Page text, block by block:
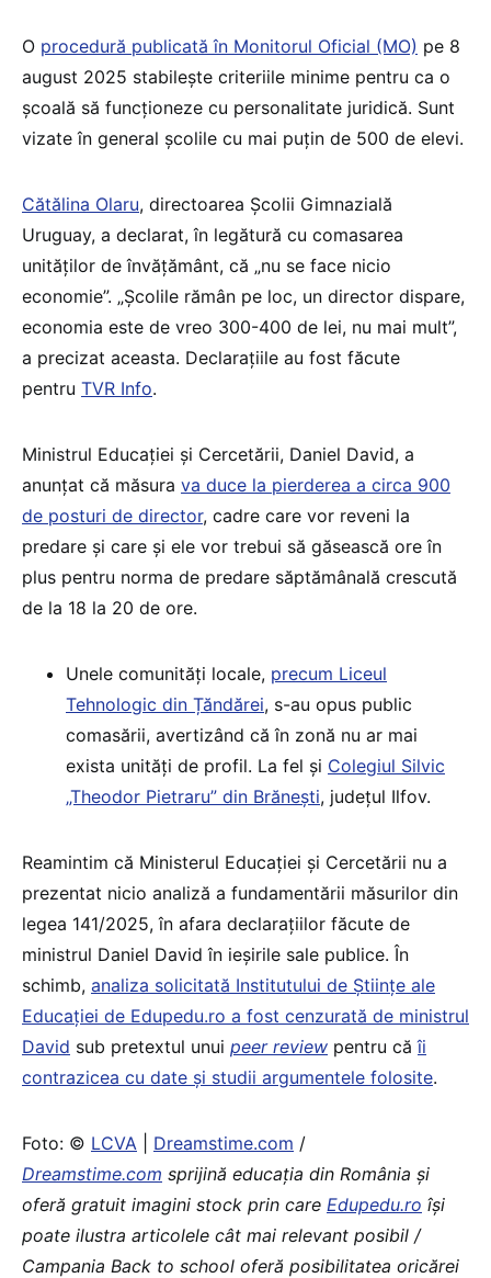
O procedură publicată în Monitorul Oficial (MO) pe 8
august 2025 stabilește criteriile minime pentru ca o
școală să funcționeze cu personalitate juridică. Sunt
vizate în general școlile cu mai puțin de 500 de elevi.
Cătălina Olaru, directoarea Școlii Gimnazială
Uruguay, a declarat, în legătură cu comasarea
unităților de învățământ, că „nu se face nicio
economie”. „Școlile rămân pe loc, un director dispare,
economia este de vreo 300-400 de lei, nu mai mult”,
a precizat aceasta. Declarațiile au fost făcute
pentru TVR Info.
Ministrul Educației și Cercetării, Daniel David, a
anunțat că măsura va duce la pierderea a circa 900
de posturi de director, cadre care vor reveni la
predare și care și ele vor trebui să găsească ore în
plus pentru norma de predare săptămânală crescută
de la 18 la 20 de ore.
Unele comunități locale, precum Liceul
Tehnologic din Țăndărei, s-au opus public
comasării, avertizând că în zonă nu ar mai
exista unități de profil. La fel și Colegiul Silvic
„Theodor Pietraru” din Brănești, județul Ilfov.
Reamintim că Ministerul Educației și Cercetării nu a
prezentat nicio analiză a fundamentării măsurilor din
legea 141/2025, în afara declarațiilor făcute de
ministrul Daniel David în ieșirile sale publice. În
schimb, analiza solicitată Institutului de Științe ale
Educației de Edupedu.ro a fost cenzurată de ministrul
David sub pretextul unui peer review pentru căîi
contrazicea cu date și studii argumentele folosite.
Foto: © LCVA Dreamstime.com /
Dreamstime.com sprijină educaţia din România şi
oferă gratuit imagini stock prin care Edupedu.ro îşi
poate ilustra articolele cât mai relevant posibil /
Campania Back to school oferă posibilitatea oricărei